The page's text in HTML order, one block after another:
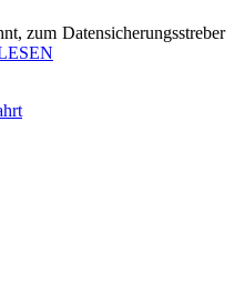
zum Datensicherungsstreber